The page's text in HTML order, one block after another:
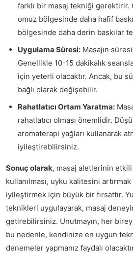
farklı bir masaj tekniği gerektirir.
omuz bölgesinde daha hafif
bölgesinde daha derin baskılar
Uygulama Süresi: Masajın
Genellikle 10-15 dakikalık
için yeterli olacaktır. Ancak, bu
bağlı olarak değişebilir.
Rahatlatıcı Ortam Yaratma:
rahatlatıcı olması önemlidir.
aromaterapi yağları kullanarak
iyileştirebilirsiniz.
Sonuç olarak, masaj aletlerinin
kullanılması, uyku kalitesini artırmak
iyileştirmek için büyük bir fırsattır.
teknikleri uygulayarak, masaj
getirebilirsiniz. Unutmayın, her
bu nedenle, kendinize en uygun
denemeler yapmanız faydalı